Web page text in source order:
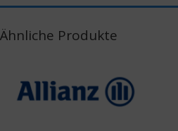
Ähnliche Produkte